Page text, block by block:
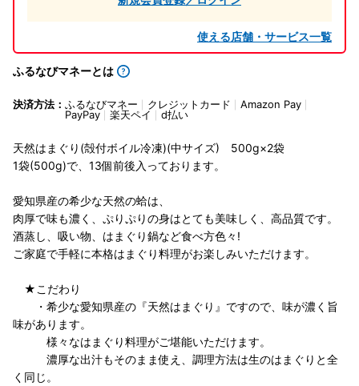
使える店舗・サービス一覧
ふるなびマネーとは
決済方法： ふるなびマネー クレジットカード
Amazon Pay
PayPay
楽天ペイ d払い
天然はまぐり(殻付ボイル冷凍)(中サイズ) 500g×2袋
1袋(500g)で、13個前後入っております。
愛知県産の希少な天然の蛤は、
肉厚で味も濃く、ぷりぷりの身はとても美味しく、高品質です。
酒蒸し、吸い物、はまぐり鍋など食べ方色々!
ご家庭で手軽に本格はまぐり料理がお楽しみいただけます。
★こだわり
・希少な愛知県産の『天然はまぐり』ですので、味が濃く旨
味があります。
様々なはまぐり料理がご堪能いただけます。
濃厚な出汁もそのまま使え、調理方法は生のはまぐりと全
く同じ。